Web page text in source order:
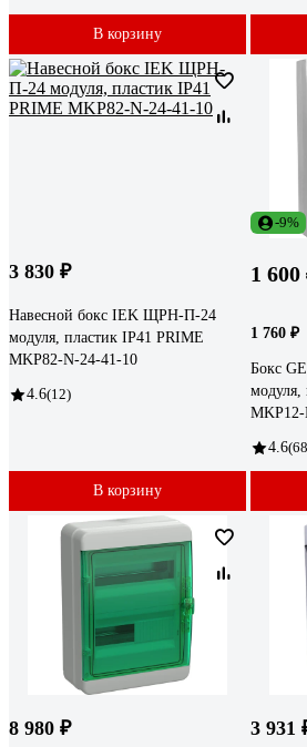
В корзину
3 830 ₽
Навесной бокс IEK ЩРН-П-24
модуля, пластик IP41 PRIME
MKP82-N-24-41-10
4.6(12)
В корзину
-9%
1 600
1 760 ₽
Бокс
модуля,
4.6
8 980 ₽ 3 931